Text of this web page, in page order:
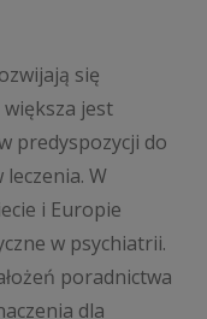
się
jest
predyspozycji do
W
i Europie
w psychiatrii.
poradnictwa
dla